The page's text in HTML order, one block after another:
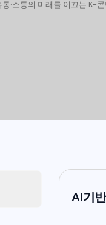
통·소통의 미래를 이끄는 K-
AI기